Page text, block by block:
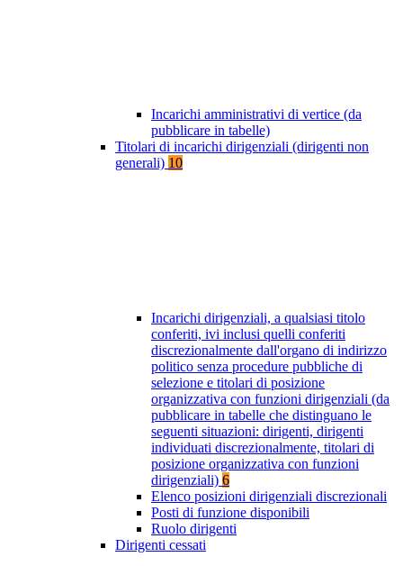
Incarichi amministrativi di vertice (da
pubblicare in tabelle)
Titolari di incarichi dirigenziali (dirigenti non
generali) 10
Incarichi dirigenziali, a qualsiasi titolo
conferiti, ivi inclusi quelli conferiti
discrezionalmente dall'organo di indirizzo
politico senza procedure pubbliche di
selezione e titolari di posizione
organizzativa con funzioni dirigenziali (da
pubblicare in tabelle che distinguano le
seguenti situazioni: dirigenti, dirigenti
individuati discrezionalmente, titolari di
posizione organizzativa con funzioni
dirigenziali) 6
Elenco posizioni dirigenziali discrezionali
Posti di funzione disponibili
Ruolo dirigenti
Dirigenti cessati